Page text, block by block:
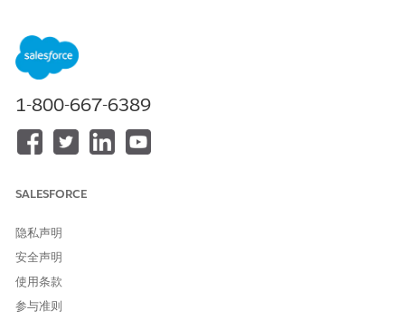
率而协同工作。虽然事件和服务请求捕获了员工的需求，但问
题、变更请求和发布有助于 IT 团队实施长期修复和计划更新。
客服人员 IT 服务台
IT 服务记录，例如事件、问题和变更请求。通过单个控制台的
增强协作，优化履行者和经理的工作效率。通过提供对关键信息
识别、确定优先级并解决 IT 事件，以快速恢复服务并最大限度
地减少业务中断。
IT 服务的问题管理
Agentforce IT 服务中的问题管理可帮助团队主动识别和管理事
件的根本原因，而不仅仅是治疗症状。此流程通过启用可提高服
1-800-667-6389
SALESFORCE
隐私声明
安全声明
使用条款
参与准则